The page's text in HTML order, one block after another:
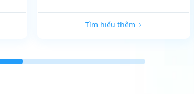
Tìm hiểu thêm